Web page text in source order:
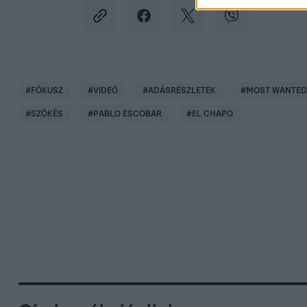
#FÓKUSZ #VIDEÓ #ADÁSRÉSZLETEK #MOST
#SZÖKÉS #PABLO ESCOBAR #EL CHAPO